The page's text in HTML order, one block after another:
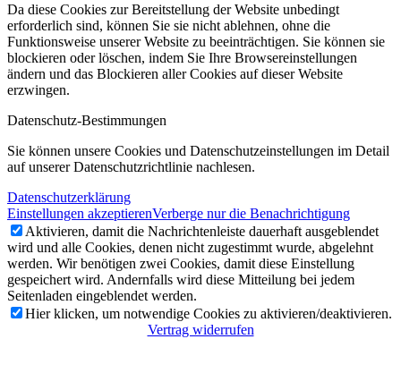
Da diese Cookies zur Bereitstellung der Website unbedingt
erforderlich sind, können Sie sie nicht ablehnen, ohne die
Funktionsweise unserer Website zu beeinträchtigen. Sie können sie
blockieren oder löschen, indem Sie Ihre Browsereinstellungen
ändern und das Blockieren aller Cookies auf dieser Website
erzwingen.
Datenschutz-Bestimmungen
Sie können unsere Cookies und Datenschutzeinstellungen im Detail
auf unserer Datenschutzrichtlinie nachlesen.
Datenschutzerklärung
Einstellungen akzeptierenVerberge nur die Benachrichtigung
Aktivieren, damit die Nachrichtenleiste dauerhaft ausgeblendet
wird und alle Cookies, denen nicht zugestimmt wurde, abgelehnt
werden. Wir benötigen zwei Cookies, damit diese Einstellung
gespeichert wird. Andernfalls wird diese Mitteilung bei jedem
Seitenladen eingeblendet werden.
Hier klicken, um notwendige Cookies zu aktivieren/deaktivieren.
Vertrag widerrufen